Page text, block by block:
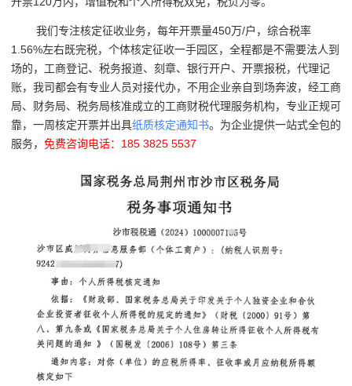
我们专注核定征收业务，每年开票量450万/户，综合税率
1.56%左右既完税，个体核定征收一手园区，全程都是不需要法人到
场的，工商登记、税务报道、刻章、银行开户、开票报税，代理记
账，我司都会有专业人员对接代办，不用企业亲自到场奔波，经工商
局、财务局、税务局核准成立的工商财税代理服务机构，专业正规可
靠，一周核定开票并出具纸质核定通知书。为企业提供一站式全包的
服务， 免费咨询电话：185 3825 5537